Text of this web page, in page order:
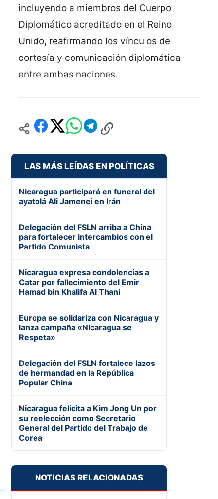
incluyendo a miembros del Cuerpo
Diplomático acreditado en el Reino
Unido, reafirmando los vínculos de
cortesía y comunicación diplomática
entre ambas naciones.
LAS MÁS LEÍDAS EN POLÍTICAS
Nicaragua participará en funeral del
ayatolá Ali Jamenei en Irán
Delegación del FSLN arriba a China
para fortalecer intercambios con el
Partido Comunista
Nicaragua expresa condolencias a
Catar por fallecimiento del Emir
Hamad bin Khalifa Al Thani
Europa se solidariza con Nicaragua y
lanza campaña «Nicaragua se
Respeta»
Delegación del FSLN fortalece lazos
de hermandad en la República
Popular China
Nicaragua felicita a Kim Jong Un por
su reelección como Secretario
General del Partido del Trabajo de
Corea
NOTICIAS RELACIONADAS